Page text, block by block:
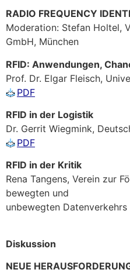
RADIO FREQUENCY
Moderation: Stefan Holtel,
GmbH, München
RFID: Anwendungen,
Prof. Dr. Elgar Fleisch,
PDF
RFID in der Logistik
Dr. Gerrit Wiegmink,
PDF
RFID in der Kritik
Rena Tangens, Verein zur
bewegten und
unbewegten Datenverkehrs
Diskussion
NEUE